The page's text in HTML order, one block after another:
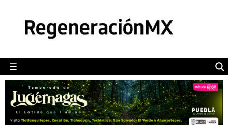
☰
POLÍTICA
CAMALEÓN
OPINIÓN
DEPORTES